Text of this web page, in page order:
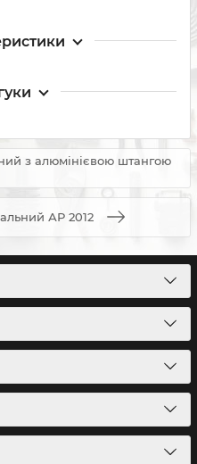
з алюмінієвою штангою
АР 2012